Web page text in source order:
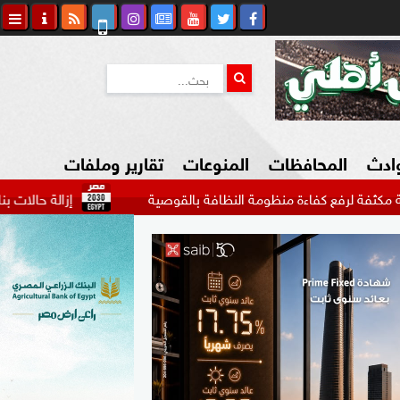
شكاوي المواطن
المحافظات المنوعات
السياحة في مصر
التكنولوجيا
المرأة والأسرة
السيارات
تقارير وملفات
إزالة حالات بناء على أراضٍ منظومة النظافة بالقوصية